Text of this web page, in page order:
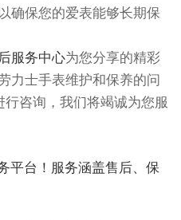
确保您的爱表能够长期保
服务中心为您分享的精彩
力士手表维护和保养的问
咨询，我们将竭诚为您服